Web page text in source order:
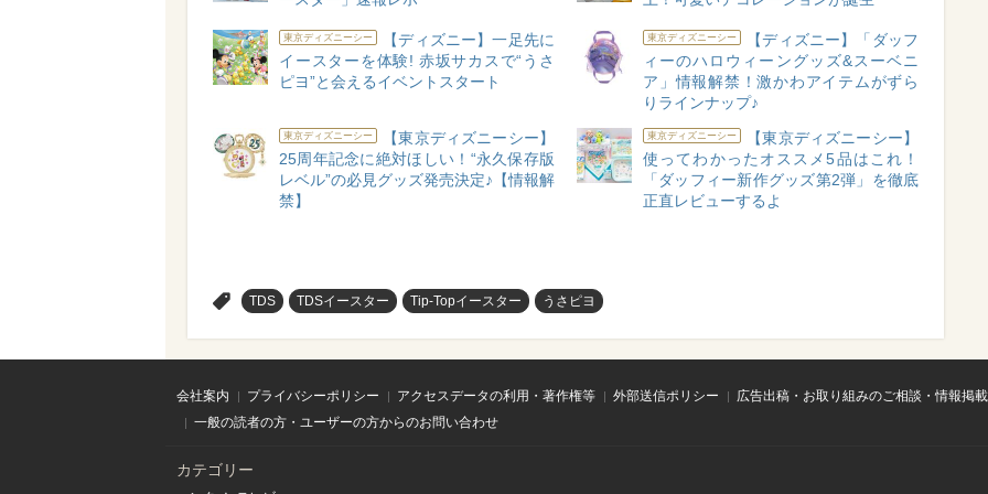
東京ディズニーシー
【ディズニー】一足先に
イースターを体験! 赤坂サカスで“うさ
ピヨ”と会えるイベントスタート
東京ディズニーシー
【ディズニー】「ダッフ
ィーのハロウィーングッズ&スーベニ
ア」情報解禁！激かわアイテムがずら
りラインナップ♪
東京ディズニーシー
【東京ディズニーシー】
25周年記念に絶対ほしい！“永久保存版
レベル”の必見グッズ発売決定♪【情報解
禁】
東京ディズニーシー
【東京ディズニーシー】
使ってわかったオススメ5品はこれ！
「ダッフィー新作グッズ第2弾」を徹底
正直レビューするよ
TDS TDSイースター Tip-Topイースター うさピヨ
会社案内 プライバシーポリシー アクセスデータの利用・著作権等 外部送信ポリシー
広告出稿・お取り組みのご相談・情報掲
一般の読者の方・ユーザーの方からのお問い合わせ
カテゴリー